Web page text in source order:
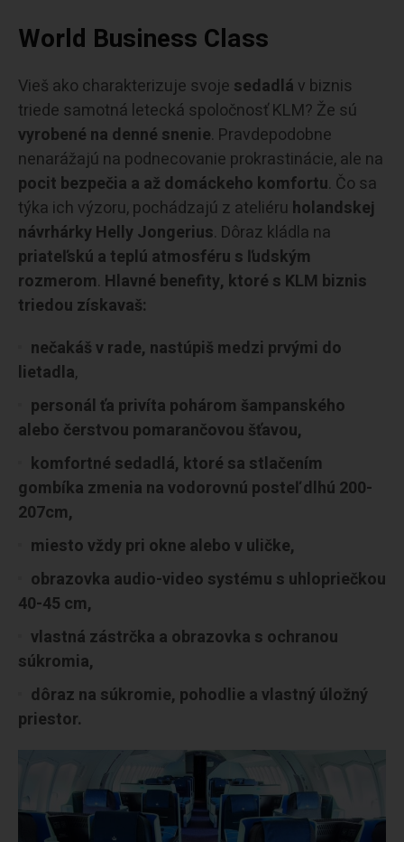
World Business Class
Vieš ako charakterizuje svoje sedadlá v biznis
triede samotná letecká spoločnosť KLM? Že sú
vyrobené na denné snenie. Pravdepodobne
nenarážajú na podnecovanie prokrastinácie, ale na
pocit bezpečia a až domáckeho komfortu. Čo sa
týka ich výzoru, pochádzajú z ateliéru holandskej
návrhárky Helly Jongerius. Dôraz kládla na
priateľskú a teplú atmosféru s ľudským
rozmerom. Hlavné benefity, ktoré s KLM biznis
triedou získavaš:
nečakáš v rade, nastúpiš medzi prvými do
lietadla,
personál ťa privíta pohárom šampanského
alebo čerstvou pomarančovou šťavou,
komfortné sedadlá, ktoré sa stlačením
gombíka zmenia na vodorovnú posteľ dlhú 200-
207cm,
miesto vždy pri okne alebo v uličke,
obrazovka audio-video systému s uhlopriečkou
40-45 cm,
vlastná zástrčka a obrazovka s ochranou
súkromia,
dôraz na súkromie, pohodlie a vlastný úložný
priestor.